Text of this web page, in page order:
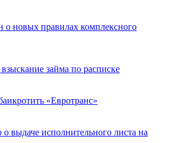
о новых правилах комплексного
займа по расписке
«Евротранс»
выдаче исполнительного листа на